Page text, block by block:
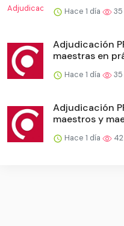
Hace 1 día 35
Adjudicación
maestras en
Hace 1 día 35
Adjudicación
maestros y
Hace 1 día 42